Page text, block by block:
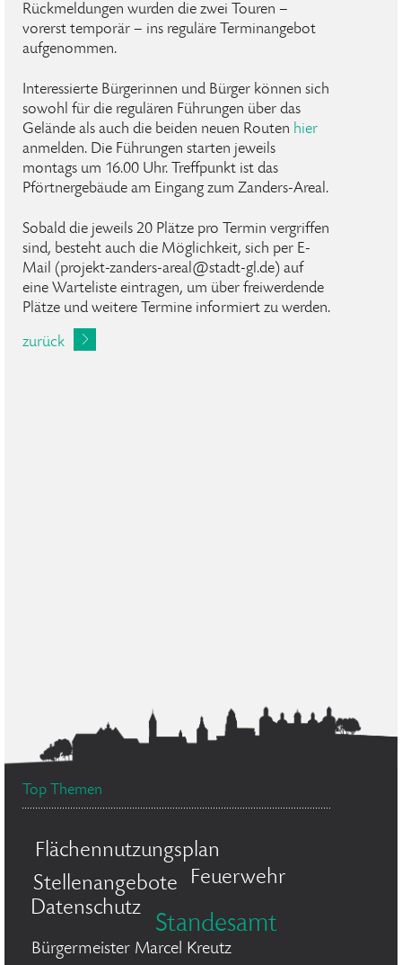
Rückmeldungen wurden die zwei Touren –
vorerst temporär – ins reguläre Terminangebot
aufgenommen.
Interessierte Bürgerinnen und Bürger können sich
sowohl für die regulären Führungen über das
Gelände als auch die beiden neuen Routen hier
anmelden. Die Führungen starten jeweils
montags um 16.00 Uhr. Treffpunkt ist das
Pförtnergebäude am Eingang zum Zanders-Areal.
Sobald die jeweils 20 Plätze pro Termin vergriffen
sind, besteht auch die Möglichkeit, sich per E-
Mail (projekt-zanders-areal@stadt-gl.de) auf
eine Warteliste eintragen, um über freiwerdende
Plätze und weitere Termine informiert zu werden.
zurück
Top Themen
Flächennutzungsplan
Stellenangebote
Feuerwehr
Datenschutz
Standesamt
Bürgermeister Marcel Kreutz